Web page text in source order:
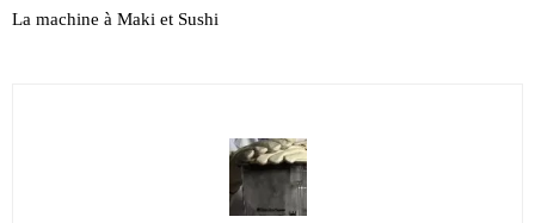
La machine à Maki et Sushi